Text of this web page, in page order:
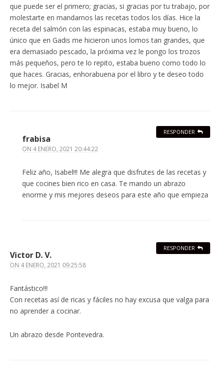
que puede ser el primero; gracias, si gracias por tu trabajo, por
molestarte en mandarnos las recetas todos los días. Hice la
receta del salmón con las espinacas, estaba muy bueno, lo
único que en Gadis me hicieron unos lomos tan grandes, que
era demasiado pescado, la próxima vez le pongo los trozos
más pequeños, pero te lo repito, estaba bueno como todo lo
que haces. Gracias, enhorabuena por el libro y te deseo todo
lo mejor. Isabel M
frabisa
ON 4 ENERO, 2021 20:44:22
Feliz año, Isabel!!! Me alegra que disfrutes de las recetas y
que cocines bien rico en casa. Te mando un abrazo
enorme y mis mejores deseos para este año que empieza
RESPONDER
Victor D. V.
ON 4 ENERO, 2021 09:25:58
Fantástico!!!
Con recetas así de ricas y fáciles no hay excusa que valga para
no aprender a cocinar.
Un abrazo desde Pontevedra.
RESPONDER